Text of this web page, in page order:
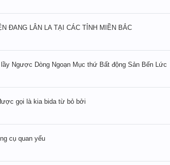
ĐANG LÂN LA TẠI CÁC TỈNH MIỀN BẮC
Ngược Dòng Ngoạn Mục thứ Bất động Sản Bến Lức
gọi là kia bida từ bỏ bởi
cụ quan yếu